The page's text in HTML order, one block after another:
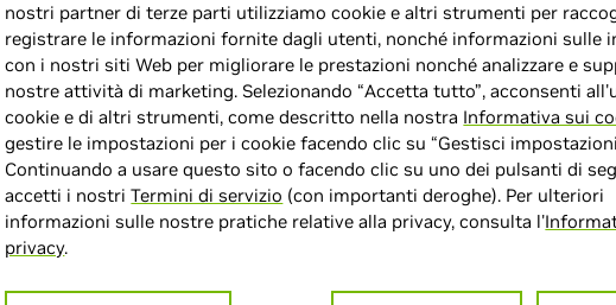
acer Nitro V 15
Gaming,
Ram 16 GB
15.6"FHD IPS
GeForce RTX
nostri partner di terze parti utilizziamo cookie e altri strumenti per
registrare le informazioni fornite dagli utenti, nonché informazioni sulle
con i nostri siti Web per migliorare le prestazioni nonché analizzare e
nostre attività di marketing. Selezionando “Accetta tutto”, acconsenti
cookie e di altri strumenti, come descritto nella nostra Informativa sui
gestire le impostazioni per i cookie facendo clic su “Gestisci
Continuando a usare questo sito o facendo clic su uno dei pulsanti di
accetti i nostriTermini di servizio (con importanti deroghe). Per ulteriori
informazioni sulle nostre pratiche relative alla privacy, consulta l'
privacy.